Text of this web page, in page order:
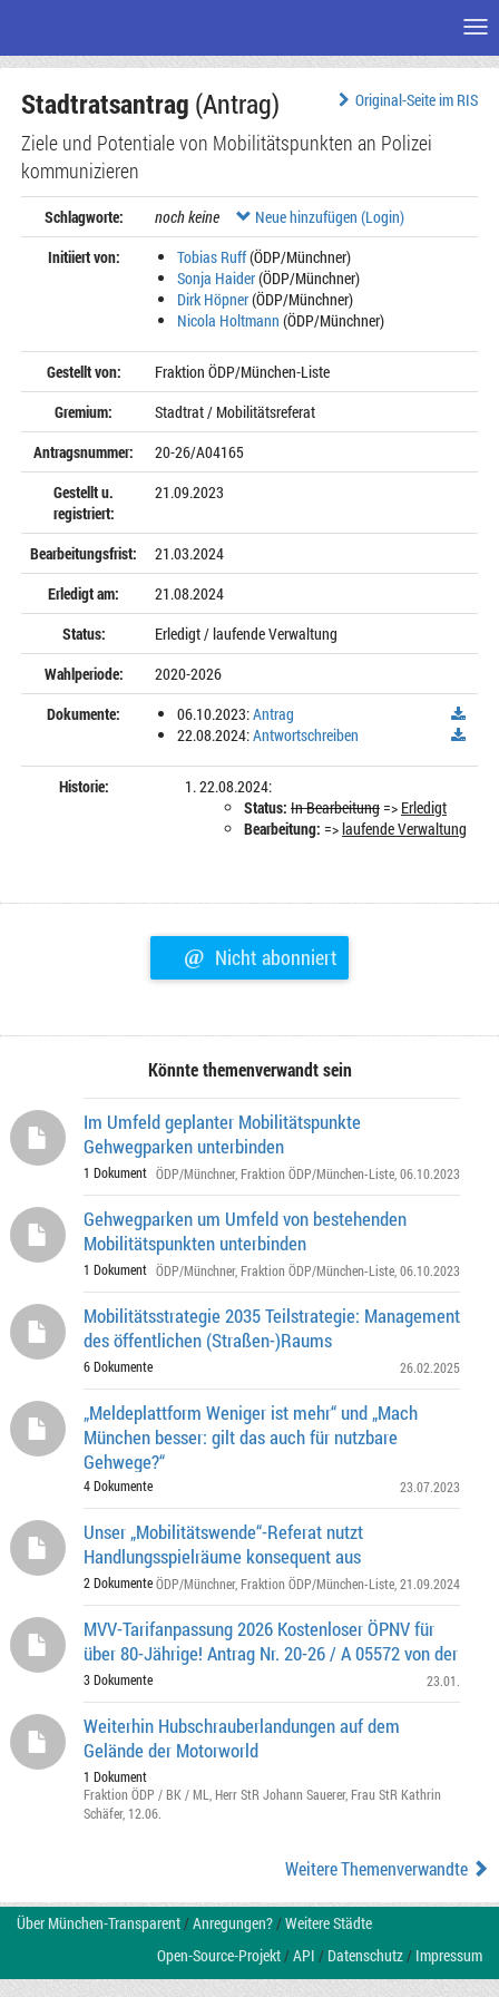
Seiteninhalt
Original-Seite im RIS
Stadtratsantrag (Antrag)
Ziele und Potentiale von Mobilitätspunkten an Polizei
kommunizieren
Schlagworte: noch keine
Neue hinzufügen (Login)
Initiiert von:
Tobias Ruff(ÖDP/Münchner)
Sonja Haider(ÖDP/Münchner)
Dirk Höpner(ÖDP/Münchner)
Nicola Holtmann (ÖDP/Münchner)
Gestellt von:
Fraktion ÖDP/München-Liste
Gremium:
Stadtrat / Mobilitätsreferat
Antragsnummer:
20-26/A04165
Gestellt u.
registriert:
21.09.2023
Bearbeitungsfrist:
21.03.2024
Erledigt am:
21.08.2024
Status:
Erledigt / laufende Verwaltung
Wahlperiode:
2020-2026
Dokumente:
06.10.2023:Antrag
22.08.2024:Antwortschreiben
Historie:
22.08.2024:
Status: In Bearbeitung=> Erledigt
Bearbeitung: =>laufende Verwaltung
@ Nicht abonniert
Könnte themenverwandt sein
Im Umfeld geplanter Mobilitätspunkte
Gehwegparken unterbinden
1 Dokument ÖDP/Münchner, Fraktion ÖDP/München-Liste , 06.10.2023
Gehwegparken um Umfeld von bestehenden
Mobilitätspunkten unterbinden
1 Dokument ÖDP/Münchner, Fraktion ÖDP/München-Liste , 06.10.2023
Mobilitätsstrategie 2035 Teilstrategie: Management
des öffentlichen (Straßen-)Raums
6 Dokumente 26.02.2025
„Meldeplattform Weniger ist mehr“ und „Mach
München besser: gilt das auch für nutzbare
Gehwege?“
4 Dokumente 23.07.2023
Unser „Mobilitätswende“-Referat nutzt
Handlungsspielräume konsequent aus
2 DokumenteÖDP/Münchner, Fraktion ÖDP/München-Liste , 21.09.2024
MVV-Tarifanpassung 2026 Kostenloser ÖPNV für
über 80-Jährige! Antrag Nr. 20-26 / A 05572 von der
3 Dokumente 23.01.
Weiterhin Hubschrauberlandungen auf dem
Gelände der Motorworld
1 Dokument
Fraktion ÖDP / BK / ML
Herr StR Johann Sauerer, Frau StR Kathrin
Schäfer, 12.06.
Weitere Themenverwandte
Über München-Transparent/Anregungen?/Weitere Städte
Open-Source-Projekt/API / Datenschutz/ Impressum